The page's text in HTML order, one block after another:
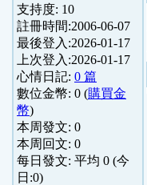
支持度: 10
註冊時間:2006-06-07
最後登入:2026-01-17
上次登入:2026-01-17
心情日記: 0 篇
數位金幣: 0 (購買金
幣)
本周發文: 0
本周回文: 0
每日發文: 平均 0 (今
日:0)